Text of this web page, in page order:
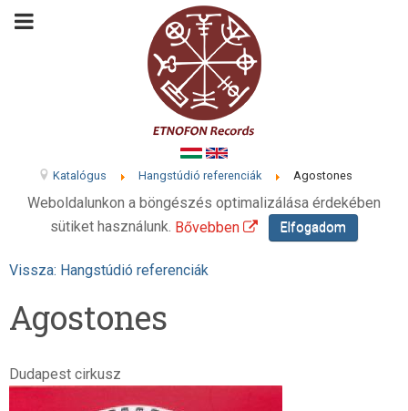
Katalógus Hangstúdió referenciák Agostones
Weboldalunkon a böngészés optimalizálása érdekében
sütiket használunk. Bővebben Elfogadom
Vissza: Hangstúdió referenciák
Agostones
Dudapest cirkusz